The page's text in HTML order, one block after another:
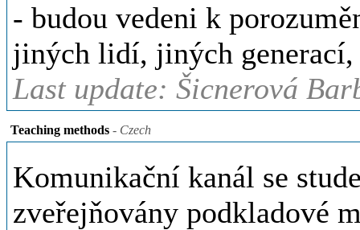
- budou vedeni k
jiných lidí, jiných
Last update: Šicnerová
Teaching methods - Czech
Komunikační kanál se
zveřejňovány podkladové